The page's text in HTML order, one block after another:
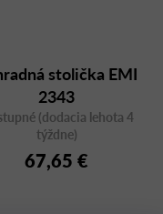
stolička EMI
2343
(dodacia lehota 4
týždne)
67,65 €